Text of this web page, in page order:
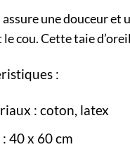
assure une douceur
le cou. Cette taie
:
: coton, latex
40 x 60 cm